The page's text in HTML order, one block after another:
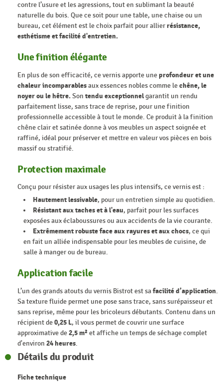
contre l’usure et les agressions, tout en sublimant la beauté
naturelle du bois. Que ce soit pour une table, une chaise ou un
bureau, cet élément est le choix parfait pour allierrésistance,
esthétisme et facilité d'entretien.
Une finition élégante
En plus de son efficacité, ce vernis apporte uneprofondeur et une
chaleur incomparablesaux essences nobles comme lechêne, le
noyer ou le hêtre.Son tendu exceptionnelgarantit un rendu
parfaitement lisse, sans trace de reprise, pour une finition
professionnelle accessible à tout le monde. Ce produit à la finition
chêne clair et satinée donne à vos meubles un aspect soignée et
raffiné, idéal pour préserver et mettre en valeur vos pièces en bois
massif ou stratifié.
Protection maximale
Conçu pour résister aux usages les plus intensifs, ce vernis est :
Hautement lessivable, pour un entretien simple au quotidien.
Résistant aux taches et à l'eau, parfait pour les surfaces
exposées aux éclaboussures ou aux accidents de la vie courante.
Extrêmement robuste face aux rayures et aux chocs, ce qui
en fait un alliée indispensable pour les meubles de cuisine, de
salle à manger ou de bureau.
Application facile
L’un des grands atouts du vernis Bistrot est safacilité d’application.
Sa texture fluide permet une pose sans trace, sans surépaisseur et
sans reprise, même pour les bricoleurs débutants. Contenu dans un
récipient de0,25 L, il vous permet de couvrir une surface
approximative de2,5 m²et affiche un temps de séchage complet
d'environ 24 heures.
Détails du produit
Fiche technique